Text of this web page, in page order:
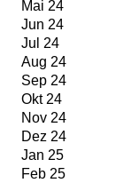
Mai 24
Jun 24
Jul 24
Aug 24
Sep 24
Okt 24
Nov 24
Dez 24
Jan 25
Feb 25